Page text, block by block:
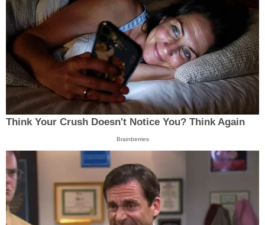
Think Your Crush Doesn't Notice You? Think Again
Brainberries